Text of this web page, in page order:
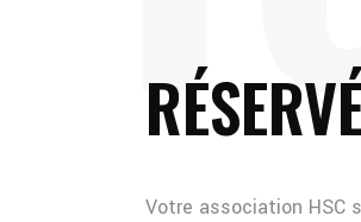
Votre association HSC